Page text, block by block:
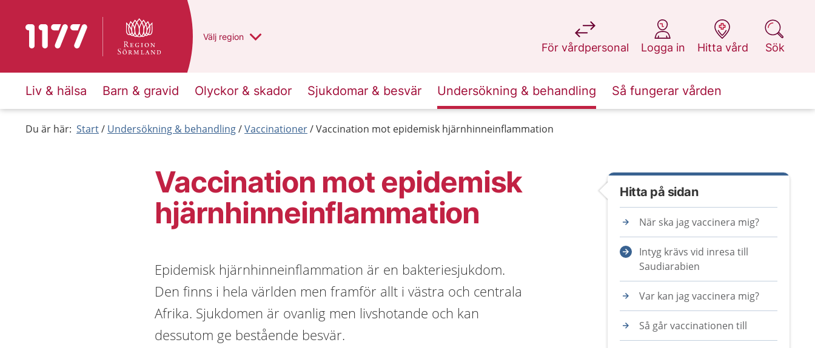
Till startsidan för 1177 Du har valt region
Välj en annan
region
För vårdpersonal
på 1177.se
Logga in
på 1177.se
Hitta vård
på 1177.se
Sök
på 1177.se
Liv & hälsa Barn & gravid Olyckor & skador Sjukdomar & besvär Undersökning & behandling Så fungerar vården
Du är här: Start Undersökning & behandling Vaccinationer Vaccination mot epidemisk hjärnhinneinflammation
Vaccination mot epidemisk
hjärnhinneinflammation
Epidemisk hjärnhinneinflammation är en bakteriesjukdom.
Den finns i hela världen men framför allt i västra och centrala
Afrika. Sjukdomen är ovanlig men livshotande och kan
dessutom ge bestående besvär.
Hitta på sidan
När ska jag vaccinera mig?
Intyg krävs vid inresa till
Saudiarabien
Var kan jag vaccinera mig?
Så går vaccinationen till